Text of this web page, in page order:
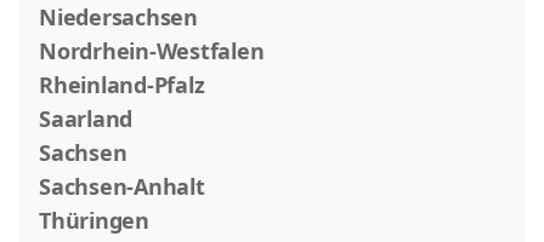
Niedersachsen
Nordrhein-Westfalen
Rheinland-Pfalz
Saarland
Sachsen
Sachsen-Anhalt
Thüringen